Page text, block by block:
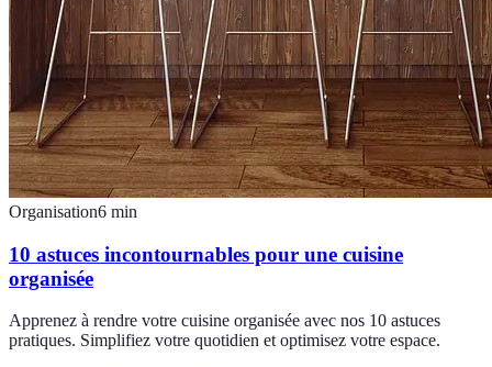
Organisation6 min
10 astuces incontournables pour une cuisine
organisée
Apprenez à rendre votre cuisine organisée avec nos 10 astuces
pratiques. Simplifiez votre quotidien et optimisez votre espace.